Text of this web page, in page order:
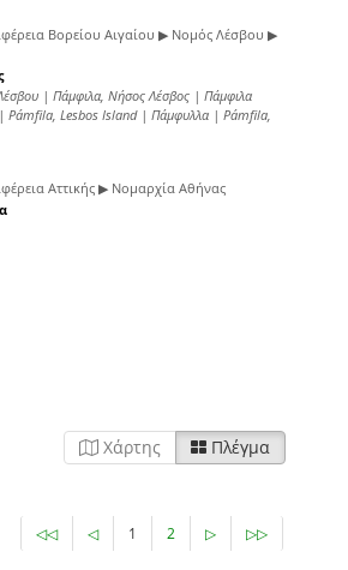
Βορείου Αιγαίου ▶ Νομός Λέσβου ▶
| Πάμφιλα, Νήσος Λέσβος | Πάμφιλα
Pámfila, Lesbos Island | Πάμφυλλα | Pámfila,
Αττικής ▶ Νομαρχία Αθήνας
Χάρτης Πλέγμα
◁◁ ◁ 1 2 ▷ ▷▷